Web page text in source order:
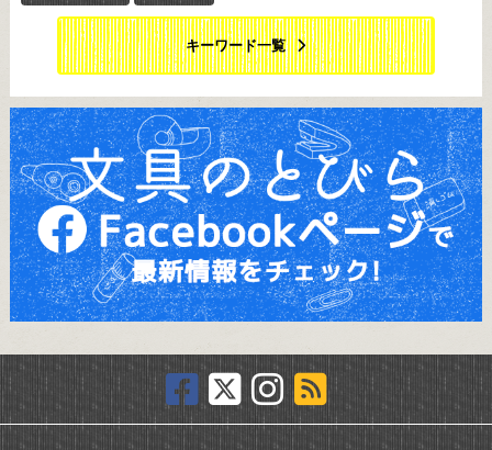
キーワード一覧